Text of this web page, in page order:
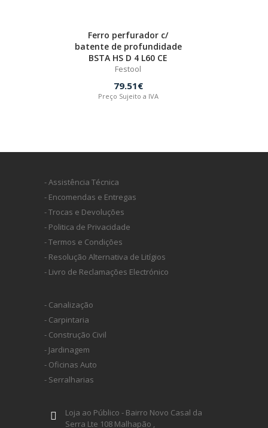
Ferro perfurador c/
batente de profundidade
BSTA HS D 4 L60 CE
Festool
79.51€
Preço Sujeito a IVA
- Assistência Técnica
- Encomendas e Entregas
- Trocas e Devoluções
- Politica de Privacidade
- Termos e Condições
- Resolução Alternativa de Litígios
- Livro de Reclamações Electrónico
- Canalização
- Carpintaria
- Construção Civil
- Jardinagem
- Oficinas Auto
- Serralharias
Loja ao Público - Bairro Novo Casal da
Serra Lte 108 Malhapão ,